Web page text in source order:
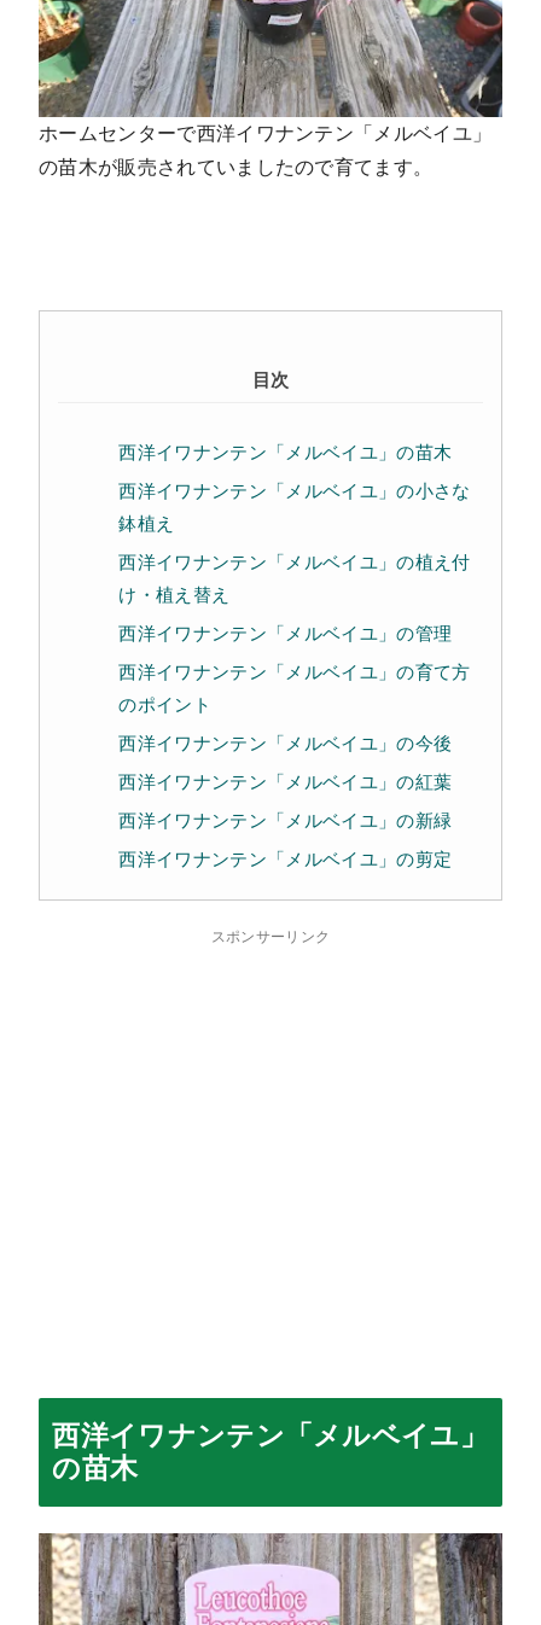
ホームセンターで西洋イワナンテン「メルベイユ」
の苗木が販売されていましたので育てます。
目次
西洋イワナンテン「メルベイユ」の苗木
西洋イワナンテン「メルベイユ」の小さな
鉢植え
西洋イワナンテン「メルベイユ」の植え付
け・植え替え
西洋イワナンテン「メルベイユ」の管理
西洋イワナンテン「メルベイユ」の育て方
のポイント
西洋イワナンテン「メルベイユ」の今後
西洋イワナンテン「メルベイユ」の紅葉
西洋イワナンテン「メルベイユ」の新緑
西洋イワナンテン「メルベイユ」の剪定
スポンサーリンク
西洋イワナンテン「メルベイユ」
の苗木